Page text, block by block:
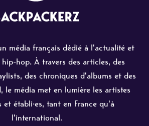
média français dédié à l'actualité et
hop. À travers des articles, des
des chroniques d'albums et des
le média met en lumière les artistes
et établi·es, tant en France qu'à
l'international.